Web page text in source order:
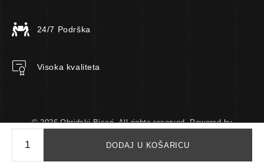
DODAJ U KOŠARICU
24/7 Podrška
Visoka kvaliteta
© 2026 Ohridski Biseri. All rights reserved. Powered by
TomTech.